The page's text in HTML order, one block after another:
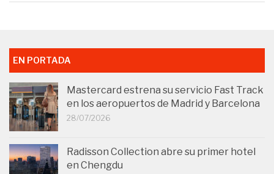
EN PORTADA
Mastercard estrena su servicio Fast Track
en los aeropuertos de Madrid y Barcelona
28/07/2026
Radisson Collection abre su primer hotel
en Chengdu